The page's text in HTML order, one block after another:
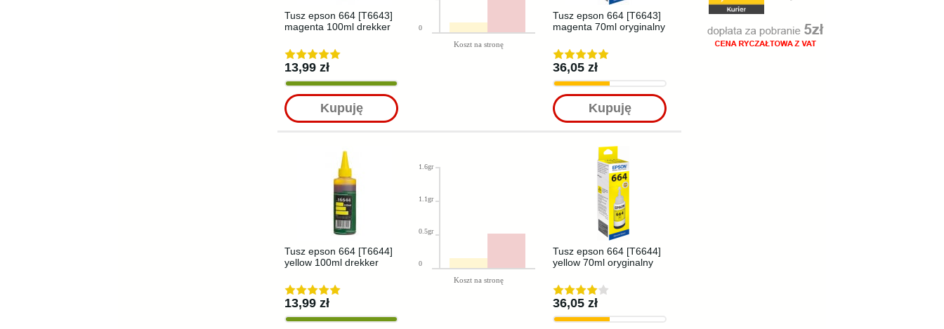
Tusz epson 664 [T6643]
magenta 100ml drekker
13,99 zł
Kupuję
0
Koszt na stronę
Tusz epson 664 [T6643]
magenta 70ml oryginalny
36,05 zł
Kupuję
Tusz epson 664 [T6644]
yellow 100ml drekker
13,99 zł
1.6gr
1.1gr
0.5gr
0
Koszt na stronę
Tusz epson 664 [T6644]
yellow 70ml oryginalny
36,05 zł